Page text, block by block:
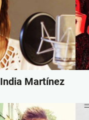
India Martínez